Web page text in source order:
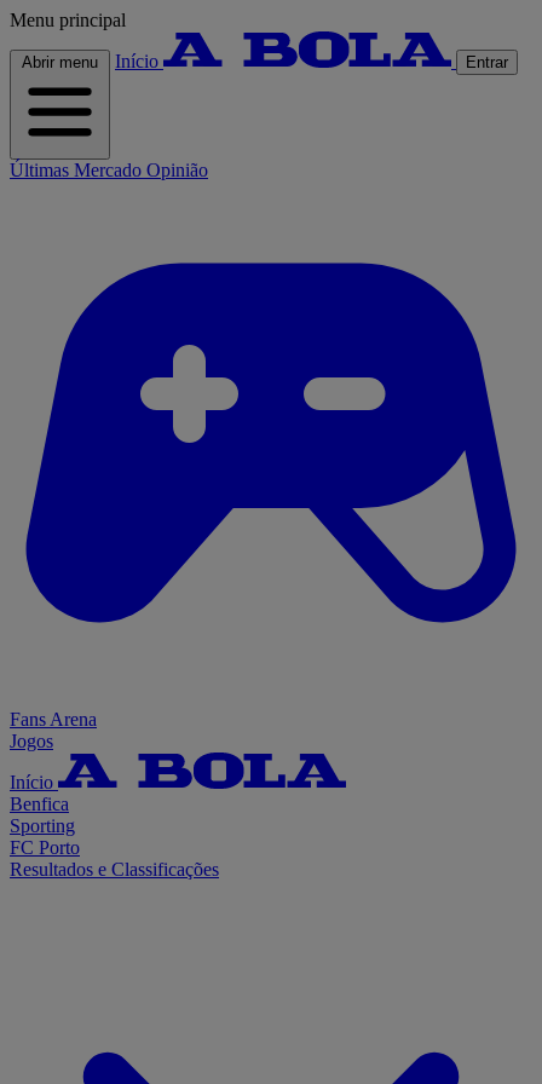
Menu principal
Abrir menu Início Entrar
Últimas Mercado Opinião
Fans Arena
Jogos
Início
Benfica
Sporting
FC Porto
Resultados e Classificações